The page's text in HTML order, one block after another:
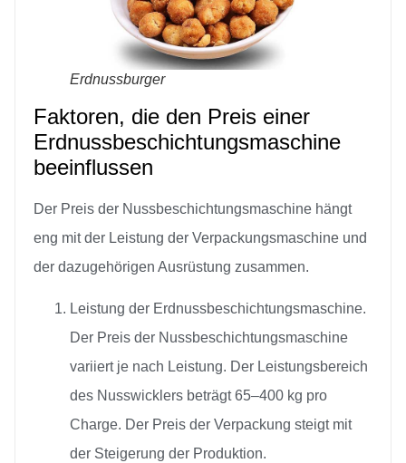
Erdnussburger
Faktoren, die den Preis einer
Erdnussbeschichtungsmaschine
beeinflussen
Der Preis der Nussbeschichtungsmaschine hängt
eng mit der Leistung der Verpackungsmaschine und
der dazugehörigen Ausrüstung zusammen.
Leistung der Erdnussbeschichtungsmaschine.
Der Preis der Nussbeschichtungsmaschine
variiert je nach Leistung. Der Leistungsbereich
des Nusswicklers beträgt 65–400 kg pro
Charge. Der Preis der Verpackung steigt mit
der Steigerung der Produktion.